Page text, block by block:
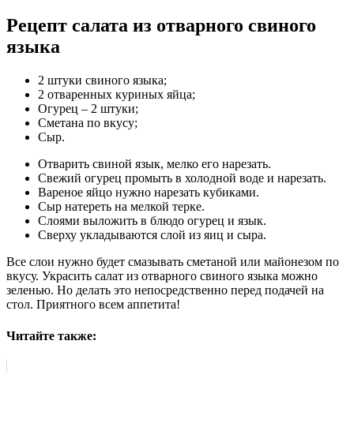
Рецепт салата из отварного свиного
языка
2 штуки свиного языка;
2 отваренных куриных яйца;
Огурец – 2 штуки;
Сметана по вкусу;
Сыр.
Отварить свиной язык, мелко его нарезать.
Свежий огурец промыть в холодной воде и нарезать.
Вареное яйцо нужно нарезать кубиками.
Сыр натереть на мелкой терке.
Слоями выложить в блюдо огурец и язык.
Сверху укладываются слой из яиц и сыра.
Все слои нужно будет смазывать сметаной или майонезом по
вкусу. Украсить салат из отварного свиного языка можно
зеленью. Но делать это непосредственно перед подачей на
стол. Приятного всем аппетита!
Читайте также: